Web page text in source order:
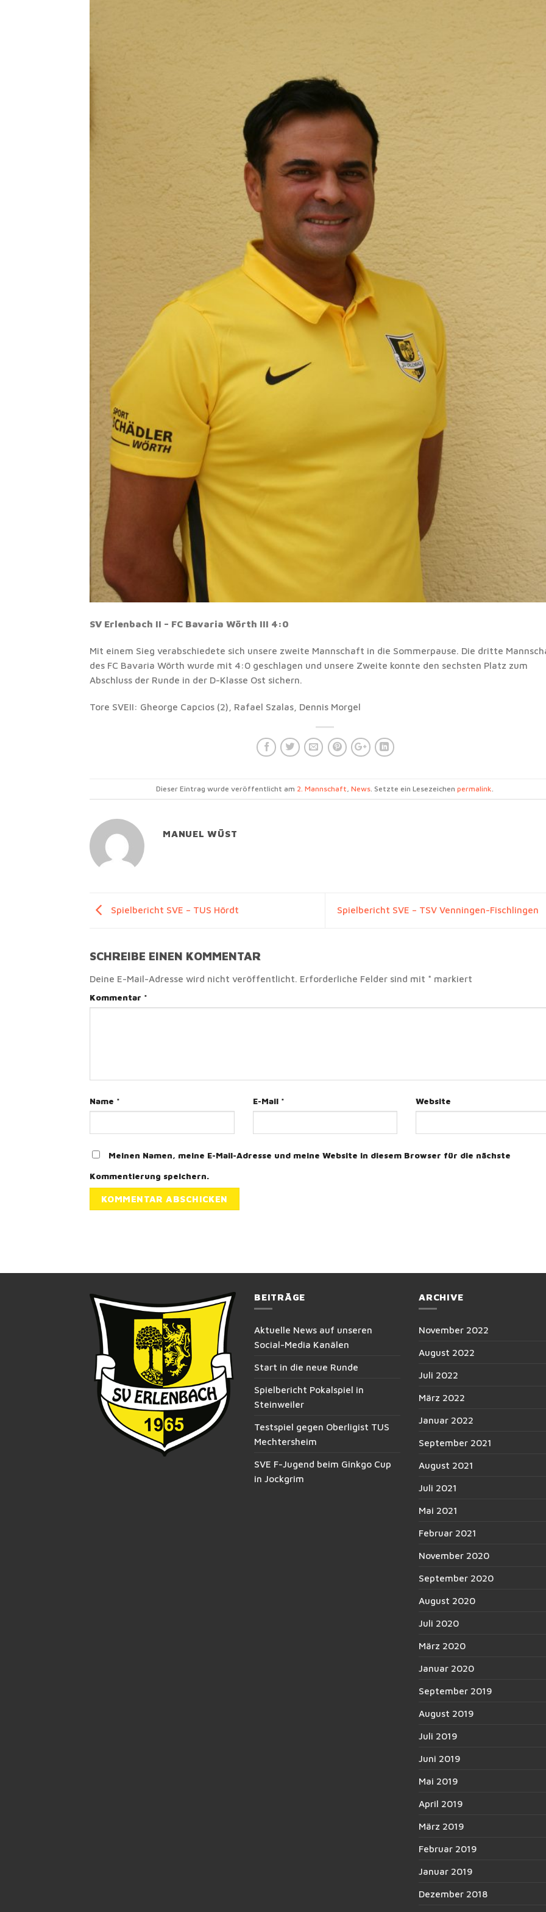
SV Erlenbach II – FC Bavaria Wörth III 4:0
Mit einem Sieg verabschiedete sich unsere zweite Mannschaft in die Sommerpause. Die dritte
des FC Bavaria Wörth wurde mit 4:0 geschlagen und unsere Zweite konnte den sechsten Platz zum
Abschluss der Runde in der D-Klasse Ost sichern.
Tore SVEII: Gheorge Capcios (2), Rafael Szalas, Dennis Morgel
Dieser Eintrag wurde veröffentlicht am 2. Mannschaft,News. Setzte ein Lesezeichenpermalink.
MANUEL WÜST
Spielbericht SVE – TUS Hördt Spielbericht SVE – TSV Venningen-Fischlingen
SCHREIBE EINEN KOMMENTAR
Deine E-Mail-Adresse wird nicht veröffentlicht. Erforderliche Felder sind mit * markiert
Kommentar *
Name * E-Mail * Website
Meinen Namen, meine E-Mail-Adresse und meine Website in diesem Browser für die nächste
Kommentierung speichern.
BEITRÄGE
Aktuelle News auf unseren
Social-Media Kanälen
Start in die neue Runde
Spielbericht Pokalspiel in
Steinweiler
Testspiel gegen Oberligist TUS
Mechtersheim
SVE F-Jugend beim Ginkgo Cup
in Jockgrim
ARCHIVE
November 2022
August 2022
Juli 2022
März 2022
Januar 2022
September 2021
August 2021
Juli 2021
Mai 2021
Februar 2021
November 2020
September 2020
August 2020
Juli 2020
März 2020
Januar 2020
September 2019
August 2019
Juli 2019
Juni 2019
Mai 2019
April 2019
März 2019
Februar 2019
Januar 2019
Dezember 2018